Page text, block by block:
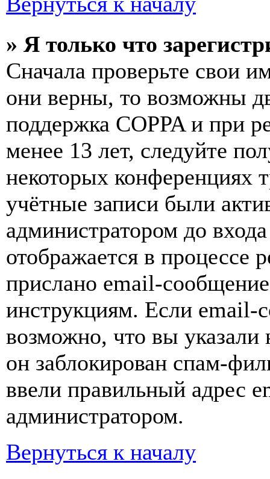
» Я только что
Сначала проверьте свои
они верны, то возможны
поддержка COPPA и при
менее 13 лет, следуйте
некоторых конференциях
учётные записи были
администратором до
отображается в процессе
прислано email-
инструкциям. Если email-
возможно, что вы
он заблокирован спам-
ввели правильный адрес
администратором.
Вернуться к началу